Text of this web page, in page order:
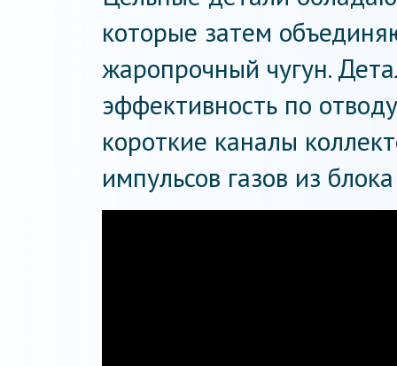
которые затем
жаропрочный чугун.
эффективность по
короткие каналы
импульсов газов из